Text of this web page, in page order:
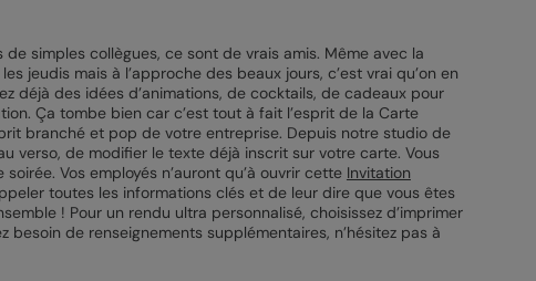
simples collègues, ce sont de vrais amis. Même avec la
jeudis mais à l’approche des beaux jours, c’est vrai qu’on en
déjà des idées d’animations, de cocktails, de cadeaux pour
Ça tombe bien car c’est tout à fait l’esprit de la Carte
branché et pop de votre entreprise. Depuis notre studio de
verso, de modifier le texte déjà inscrit sur votre carte. Vous
Vos employés n’auront qu’à ouvrir cette Invitation
toutes les informations clés et de leur dire que vous êtes
! Pour un rendu ultra personnalisé, choisissez d’imprimer
besoin de renseignements supplémentaires, n’hésitez pas à